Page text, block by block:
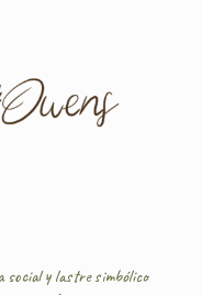
y lastre simbólico